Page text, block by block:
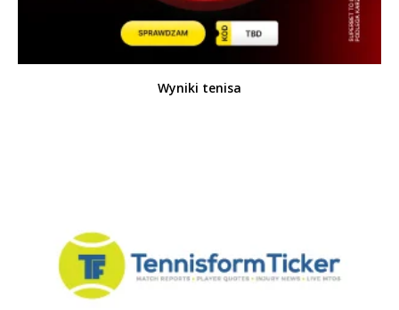
Wyniki tenisa